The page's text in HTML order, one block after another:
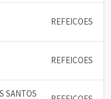
REFEICOES
REFEICOES
SANTOS